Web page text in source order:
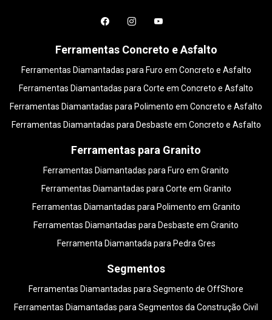
Ferramentas Concreto e Asfalto
Ferramentas Diamantadas para Furo em Concreto e Asfalto
Ferramentas Diamantadas para Corte em Concreto e Asfalto
Ferramentas Diamantadas para Polimento em Concreto e Asfalto
Ferramentas Diamantadas para Desbaste em Concreto e Asfalto
Ferramentas para Granito
Ferramentas Diamantadas para Furo em Granito
Ferramentas Diamantadas para Corte em Granito
Ferramentas Diamantadas para Polimento em Granito
Ferramentas Diamantadas para Desbaste em Granito
Ferramenta Diamantada para Pedra Gres
Segmentos
Ferramentas Diamantadas para Segmento de OffShore
Ferramentas Diamantadas para Segmentos da Construção Civil